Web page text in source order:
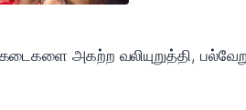
அகற்ற வலியுறுத்தி,